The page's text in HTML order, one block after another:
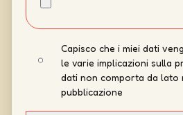
Capisco che i miei dati
le varie implicazioni sulla
dati non comporta da lato
pubblicazione